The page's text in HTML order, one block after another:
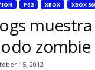
PS3 XBOX XBOX
zombie
15, 2012